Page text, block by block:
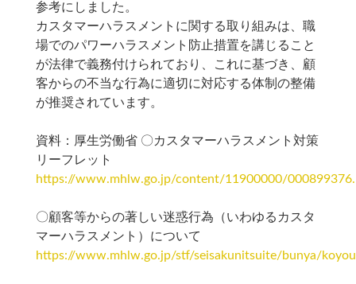
参考にしました。
カスタマーハラスメントに関する取り組みは、職
場でのパワーハラスメント防止措置を講じること
が法律で義務付けられており、これに基づき、顧
客からの不当な行為に適切に対応する体制の整備
が推奨されています。
資料：厚生労働省 〇カスタマーハラスメント対策
リーフレット
https://www.mhlw.go.jp/content/11900000/
〇顧客等からの著しい迷惑行為（いわゆるカスタ
マーハラスメント）について
https://www.mhlw.go.jp/stf/seisakunitsuite/bunya/